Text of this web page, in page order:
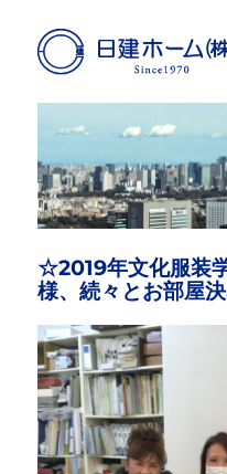
日建ホーム
☆2019年文化服装
様、続々とお部屋